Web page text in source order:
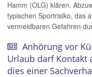
Hamm (OLG) klären.
typischen Sportrisiko, das
vermeidbaren Gefahren
Anhörung vor
Urlaub darf Kontakt
dies einer